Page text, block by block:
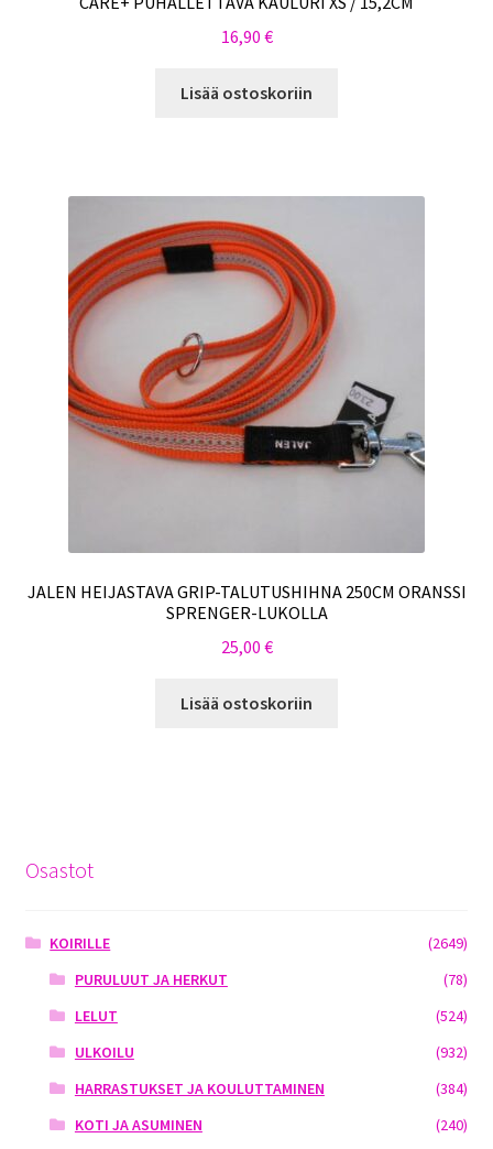
16,90 €
Lisää ostoskoriin
JALEN HEIJASTAVA GRIP-TALUTUSHIHNA 250CM ORANSSI
SPRENGER-LUKOLLA
25,00 €
Lisää ostoskoriin
Osastot
KOIRILLE
(2649)
PURULUUT JA HERKUT
(78)
LELUT
(524)
ULKOILU
(932)
HARRASTUKSET JA KOULUTTAMINEN
(384)
KOTI JA ASUMINEN
(240)